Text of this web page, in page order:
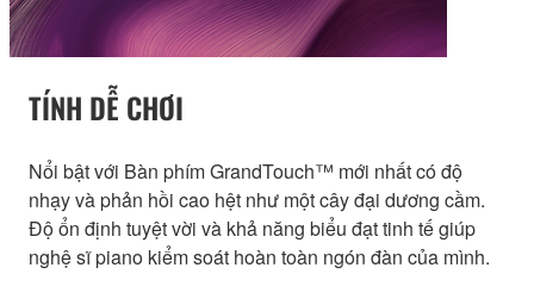
TÍNH DỄ CHƠI
Nổi bật với Bàn phím GrandTouch™ mới nhất có độ
nhạy và phản hồi cao hệt như một cây đại dương cầm.
Độ ổn định tuyệt vời và khả năng biểu đạt tinh tế giúp
nghệ sĩ piano kiểm soát hoàn toàn ngón đàn của mình.